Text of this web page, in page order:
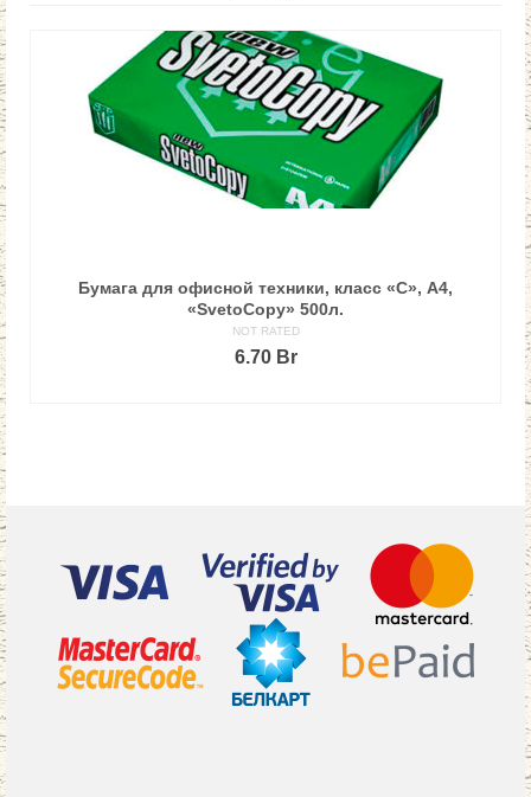
Бумага для офисной техники, класс «С», А4,
«SvetoCopy» 500л.
NOT RATED
6.70 Br